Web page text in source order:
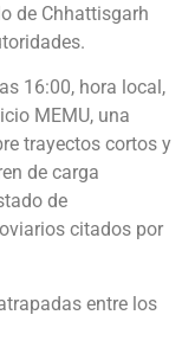
de Chhattisgarh
16:00, hora local,
MEMU, una
trayectos cortos y
de carga
de
citados por
entre los